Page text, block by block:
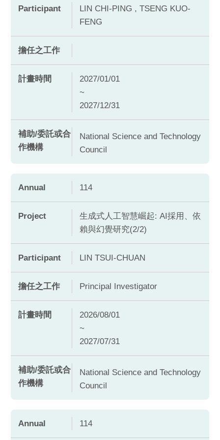
Participant
LIN CHI-PING , TSENG KUO-
FENG
擔任之工作
計畫時間
2027/01/01
~
2027/12/31
補助/委託或合
作機構
National Science and Technology
Council
Annual 114
Project
生成式人工智慧崛起: AI採用、依
賴與幻覺研究(2/2)
Participant LIN TSUI-CHUAN
擔任之工作 Principal Investigator
計畫時間
2026/08/01
~
2027/07/31
補助/委託或合
作機構
National Science and Technology
Council
Annual 114